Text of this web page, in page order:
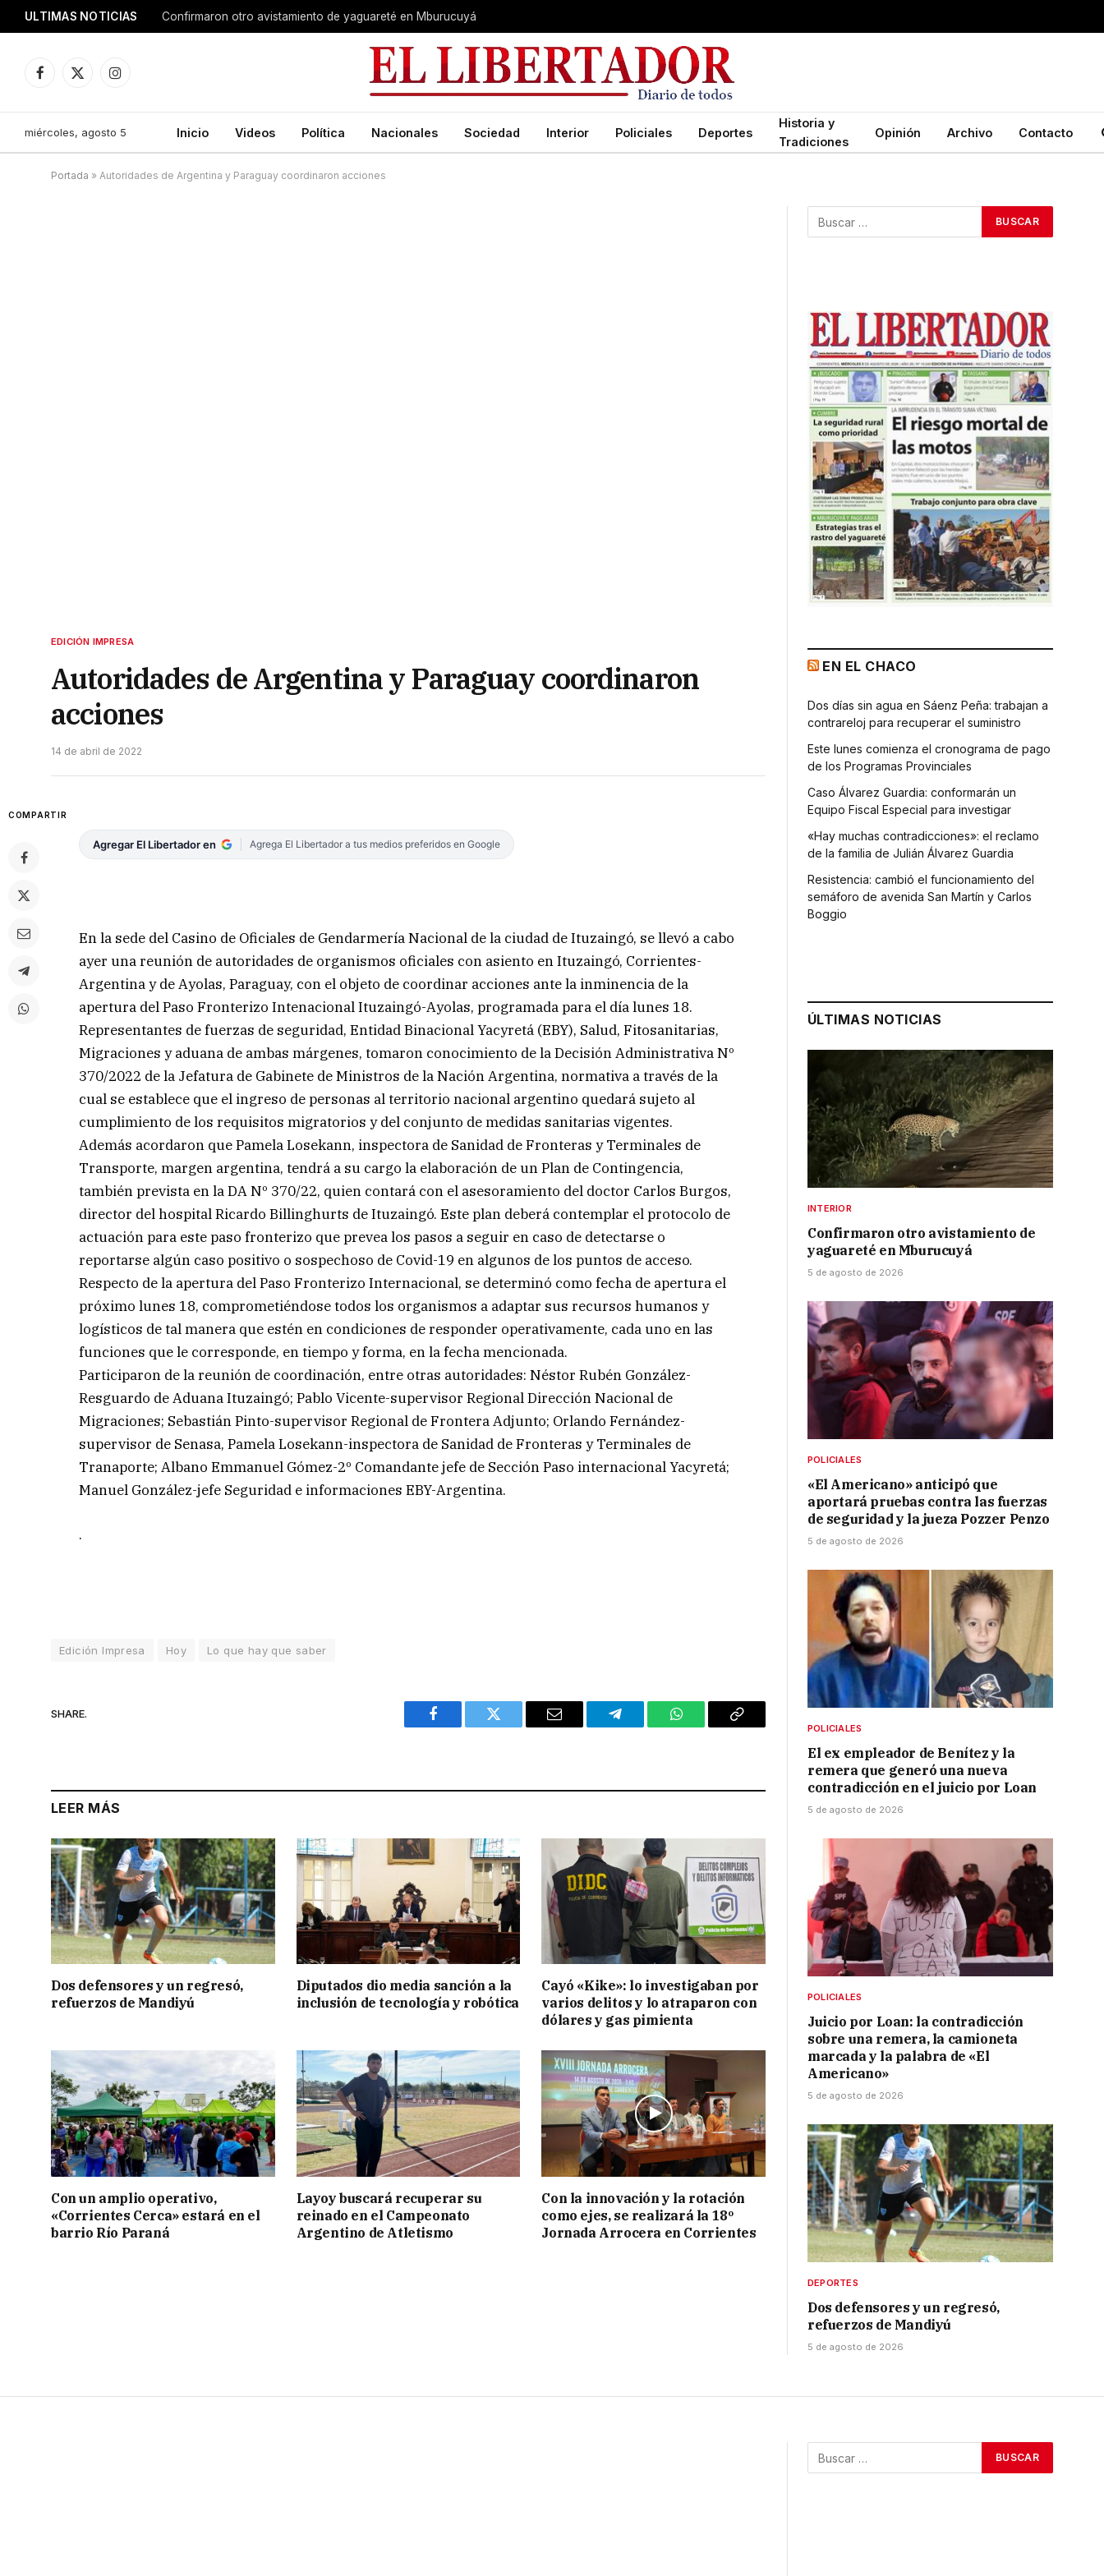
ULTIMAS NOTICIAS Confirmaron otro avistamiento de yaguareté en Mburucuyá
Facebook
X
Instagram
miércoles, agosto 5 Inicio Videos Política Nacionales Sociedad Interior Policiales Deportes
Historia y
Tradiciones
Opinión Archivo Contacto
Portada » Autoridades de Argentina y Paraguay coordinaron acciones
EDICIÓN IMPRESA
Autoridades de Argentina y Paraguay coordinaron
acciones
14 de abril de 2022
COMPARTIR
Agregar El Libertador en Agrega El Libertador a tus medios preferidos en Google
En la sede del Casino de Oficiales de Gendarmería Nacional de la ciudad de Ituzaingó, se llevó a cabo
ayer una reunión de autoridades de organismos oficiales con asiento en Ituzaingó, Corrientes-
Argentina y de Ayolas, Paraguay, con el objeto de coordinar acciones ante la inminencia de la
apertura del Paso Fronterizo Intenacional Ituzaingó-Ayolas, programada para el día lunes 18.
Representantes de fuerzas de seguridad, Entidad Binacional Yacyretá (EBY), Salud, Fitosanitarias,
Migraciones y aduana de ambas márgenes, tomaron conocimiento de la Decisión Administrativa Nº
370/2022 de la Jefatura de Gabinete de Ministros de la Nación Argentina, normativa a través de la
cual se establece que el ingreso de personas al territorio nacional argentino quedará sujeto al
cumplimiento de los requisitos migratorios y del conjunto de medidas sanitarias vigentes.
Además acordaron que Pamela Losekann, inspectora de Sanidad de Fronteras y Terminales de
Transporte, margen argentina, tendrá a su cargo la elaboración de un Plan de Contingencia,
también prevista en la DA Nº 370/22, quien contará con el asesoramiento del doctor Carlos Burgos,
director del hospital Ricardo Billinghurts de Ituzaingó. Este plan deberá contemplar el protocolo de
actuación para este paso fronterizo que prevea los pasos a seguir en caso de detectarse o
reportarse algún caso positivo o sospechoso de Covid-19 en algunos de los puntos de acceso.
Respecto de la apertura del Paso Fronterizo Internacional, se determinó como fecha de apertura el
próximo lunes 18, comprometiéndose todos los organismos a adaptar sus recursos humanos y
logísticos de tal manera que estén en condiciones de responder operativamente, cada uno en las
funciones que le corresponde, en tiempo y forma, en la fecha mencionada.
Participaron de la reunión de coordinación, entre otras autoridades: Néstor Rubén González-
Resguardo de Aduana Ituzaingó; Pablo Vicente-supervisor Regional Dirección Nacional de
Migraciones; Sebastián Pinto-supervisor Regional de Frontera Adjunto; Orlando Fernández-
supervisor de Senasa, Pamela Losekann-inspectora de Sanidad de Fronteras y Terminales de
Tranaporte; Albano Emmanuel Gómez-2º Comandante jefe de Sección Paso internacional Yacyretá;
Manuel González-jefe Seguridad e informaciones EBY-Argentina.
.
Edición Impresa Hoy Lo que hay que saber
SHARE.
Facebook Twitter Email Telegram WhatsAppCopy
LEER MÁS
Dos defensores y un regresó,
refuerzos de Mandiyú
Diputados dio media sanción a la
inclusión de tecnología y robótica
Cayó «Kike»: lo investigaban por
varios delitos y lo atraparon con
dólares y gas pimienta
Con un amplio operativo,
«Corrientes Cerca» estará en el
barrio Río Paraná
Layoy buscará recuperar su
reinado en el Campeonato
Argentino de Atletismo
Con la innovación y la rotación
como ejes, se realizará la 18º
Jornada Arrocera en Corrientes
EN EL CHACO
Dos días sin agua en Sáenz Peña: trabajan a
contrareloj para recuperar el suministro
Este lunes comienza el cronograma de pago
de los Programas Provinciales
Caso Álvarez Guardia: conformarán un
Equipo Fiscal Especial para investigar
«Hay muchas contradicciones»: el reclamo
de la familia de Julián Álvarez Guardia
Resistencia: cambió el funcionamiento del
semáforo de avenida San Martín y Carlos
Boggio
ÚLTIMAS NOTICIAS
INTERIOR
Confirmaron otro avistamiento de
yaguareté en Mburucuyá
5 de agosto de 2026
POLICIALES
«El Americano» anticipó que
aportará pruebas contra las fuerzas
de seguridad y la jueza Pozzer Penzo
5 de agosto de 2026
POLICIALES
El ex empleador de Benítez y la
remera que generó una nueva
contradicción en el juicio por Loan
5 de agosto de 2026
POLICIALES
Juicio por Loan: la contradicción
sobre una remera, la camioneta
marcada y la palabra de «El
Americano»
5 de agosto de 2026
DEPORTES
Dos defensores y un regresó,
refuerzos de Mandiyú
5 de agosto de 2026